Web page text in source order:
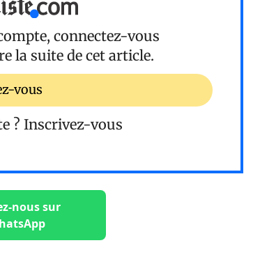
connectez-vous
la suite de cet article.
vous
? Inscrivez-vous
nous sur